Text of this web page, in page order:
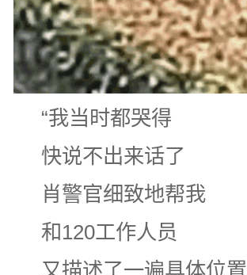
“我当时都哭得
快说不出来话了
肖警官细致地帮我
和120工作人员